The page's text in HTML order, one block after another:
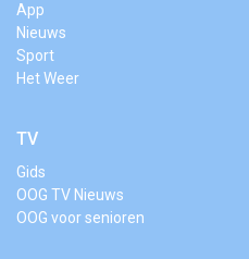
App
Nieuws
Sport
Het Weer
TV
Gids
OOG TV Nieuws
OOG voor senioren